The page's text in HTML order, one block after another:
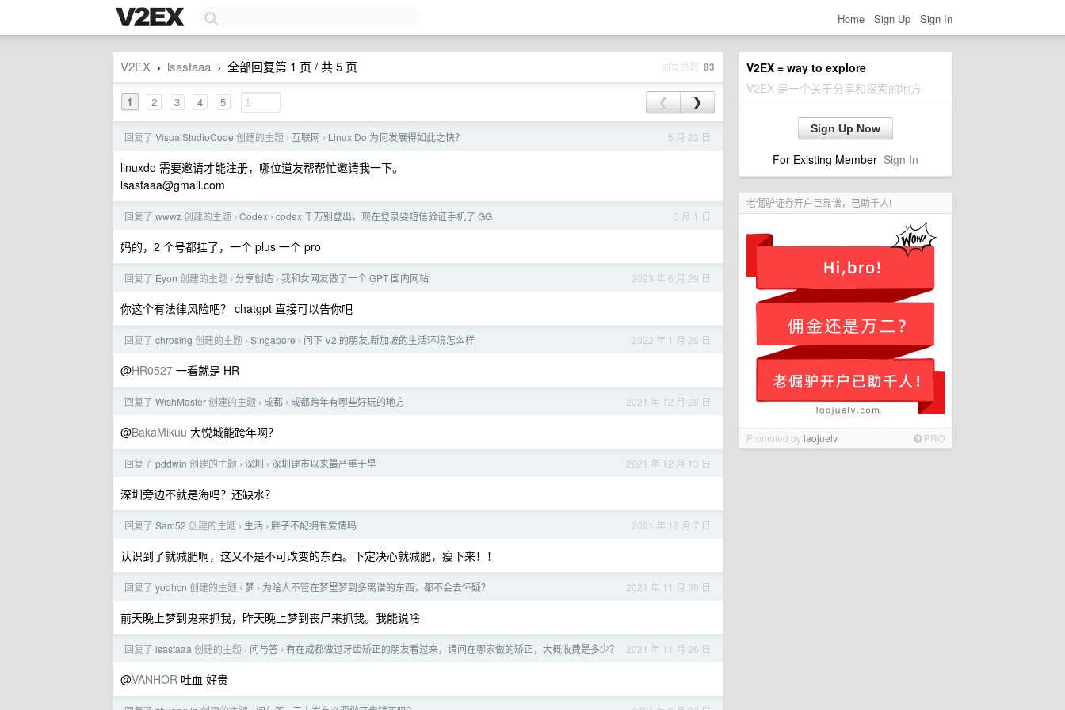
Home Sign Up Sign In
V2EX = way to explore
V2EX 是一个关于分享和探索的地方
Sign Up Now
For Existing Member Sign In
老倔驴证券开户巨靠谱，已助千人!
Promoted bylaojuelv PRO
V2EX › lsastaaa › 全部回复第 1 页 / 共 5 页 回复总数 83
1 2 3 4 5 ❮ ❯
5 月 23 日
回复了 VisualStudioCode 创建的主题 › 互联网 › Linux Do 为何发展得如此之快？
linuxdo 需要邀请才能注册，哪位道友帮帮忙邀请我一下。
lsastaaa@gmail.com
5 月 1 日
回复了 wwwz创建的主题 › Codex › codex 千万别登出，现在登录要短信验证手机了 GG
妈的，2 个号都挂了，一个 plus 一个 pro
2023 年 6 月 29 日
回复了 Eyon 创建的主题 › 分享创造 › 我和女网友做了一个 GPT 国内网站
你这个有法律风险吧？ chatgpt 直接可以告你吧
2022 年 1 月 28 日
回复了 chrosing 创建的主题 › Singapore › 问下 V2 的朋友,新加坡的生活环境怎么样
@HR0527 一看就是 HR
2021 年 12 月 28 日
回复了 WishMaster创建的主题 › 成都 › 成都跨年有哪些好玩的地方
@BakaMikuu 大悦城能跨年啊？
2021 年 12 月 13 日
回复了 pddwin 创建的主题 › 深圳 › 深圳建市以来最严重干旱
深圳旁边不就是海吗？还缺水？
2021 年 12 月 7 日
回复了 Sam52 创建的主题 › 生活 › 胖子不配拥有爱情吗
认识到了就减肥啊，这又不是不可改变的东西。下定决心就减肥，瘦下来！！
2021 年 11 月 30 日
回复了 yodhcn 创建的主题 › 梦 › 为啥人不管在梦里梦到多离谱的东西，都不会去怀疑？
前天晚上梦到鬼来抓我，昨天晚上梦到丧尸来抓我。我能说啥
2021 年 11 月 26 日
回复了 lsastaaa 创建的主题 › 问与答 › 有在成都做过牙齿矫正的朋友看过来，请问在哪家做的矫正，大概收费是多少？
@VANHOR 吐血 好贵